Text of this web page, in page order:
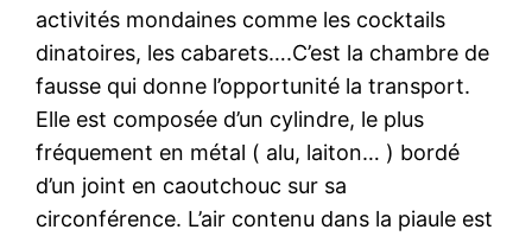
activités mondaines comme les cocktails
dinatoires, les cabarets….C’est la chambre de
fausse qui donne l’opportunité la transport.
Elle est composée d’un cylindre, le plus
fréquement en métal ( alu, laiton… ) bordé
d’un joint en caoutchouc sur sa
circonférence. L’air contenu dans la piaule est